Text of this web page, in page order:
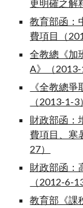
更明確之解
教育部函：
費項目（
全教總《加
A》（2013-
《全教總
（2013-1-3）
財政部函：
費項目、寒
27）
財政部函：
（2012-6-13
教育部《課